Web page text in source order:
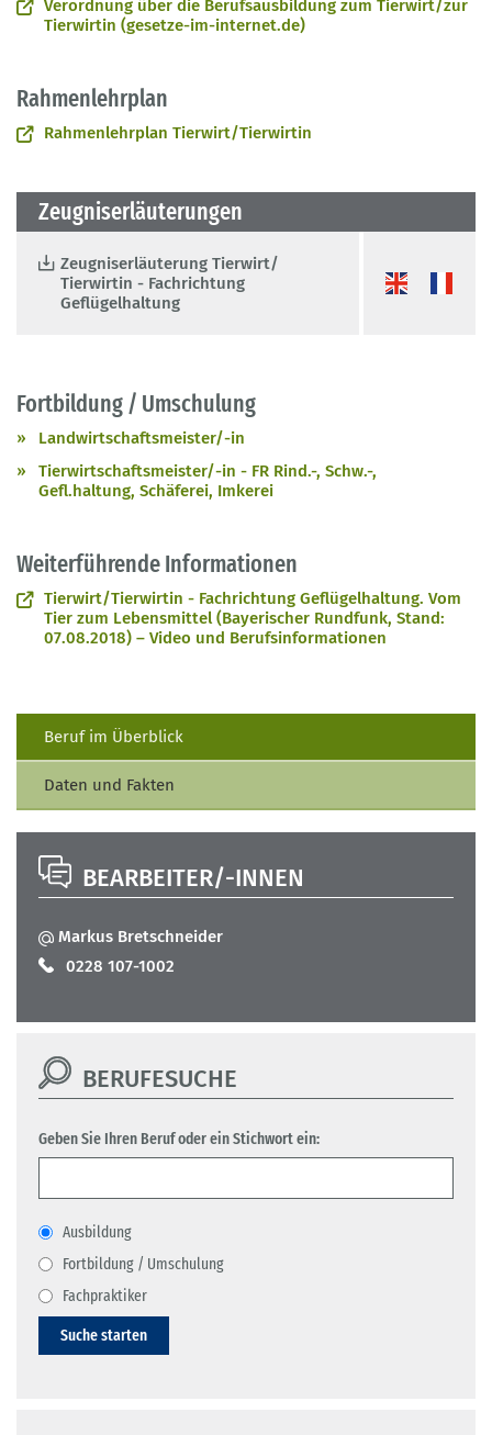
Verordnung über die Berufsausbildung zum Tierwirt/zur
Tierwirtin (gesetze-im-internet.de)
Rahmenlehrplan
Rahmenlehrplan Tierwirt/Tierwirtin
Zeugniserläuterungen
Zeugniserläuterung Tierwirt/
Tierwirtin - Fachrichtung
Geflügelhaltung
Fortbildung / Umschulung
Landwirtschaftsmeister/-in
Tierwirtschaftsmeister/-in - FR Rind.-, Schw.-,
Gefl.haltung, Schäferei, Imkerei
Weiterführende Informationen
Tierwirt/Tierwirtin - Fachrichtung Geflügelhaltung. Vom
Tier zum Lebensmittel (Bayerischer Rundfunk, Stand:
07.08.2018) – Video und Berufsinformationen
Beruf im Überblick
Daten und Fakten
BEARBEITER/-INNEN
Markus Bretschneider
0228 107-1002
BERUFESUCHE
Geben Sie Ihren Beruf oder ein Stichwort ein:
Ausbildung
Fortbildung / Umschulung
Fachpraktiker
Suche starten